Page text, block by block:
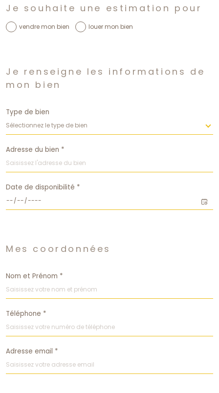
par
Je souhaite une estimation pour
vendre mon bien louer mon bien
par
Je renseigne les informations de
mon bien
Type de bien
Sélectionnez le type de bien
Adresse du bien *
Date de disponibilité *
par
Mes coordonnées
Nom et Prénom *
Téléphone *
Adresse email *